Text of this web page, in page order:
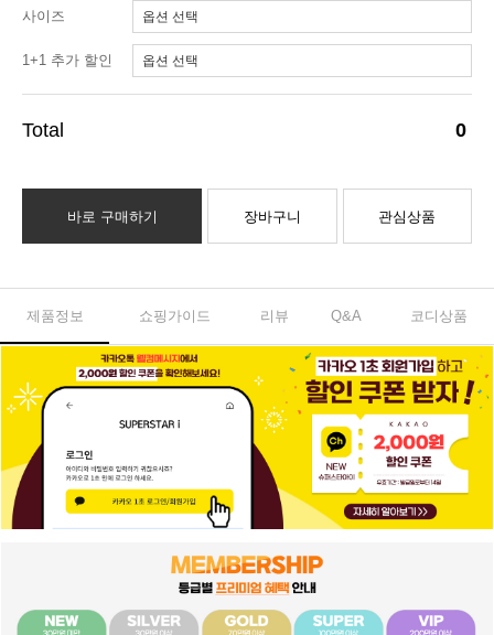
사이즈
1+1 추가 할인
(선택)
0
바로 구매하기 장바구니 관심상품
제품정보 쇼핑가이드 리뷰 Q&A 코디상품